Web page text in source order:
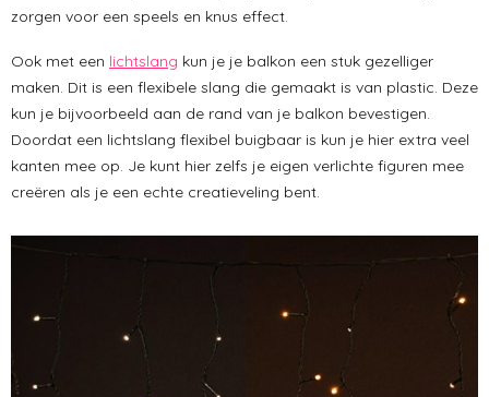
zorgen voor een speels en knus effect.
Ook met een lichtslang kun je je balkon een stuk gezelliger
maken. Dit is een flexibele slang die gemaakt is van plastic. Deze
kun je bijvoorbeeld aan de rand van je balkon bevestigen.
Doordat een lichtslang flexibel buigbaar is kun je hier extra veel
kanten mee op. Je kunt hier zelfs je eigen verlichte figuren mee
creëren als je een echte creatieveling bent.